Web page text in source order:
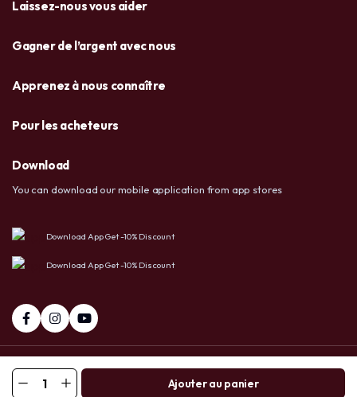
Ajouter au panier
Laissez-nous vous aider
Gagner de l’argent avec nous
Apprenez à nous connaître
Pour les acheteurs
Download
You can download our mobile application from app stores
Download App Get -10% Discount
Download App Get -10% Discount
+237 6 72 38 91 73 / 658 20 86 83 Facebook
Tiktok
Whatsapp